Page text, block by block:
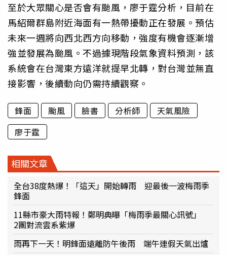
至於大眾關心是否會有颱風，廖于霆分析，目前在
馬紹爾群島附近海面有一熱帶擾動正在發展。預估
未來一週將向西北西方向移動，強度有機會逐漸增
強並發展為颱風。不過據現階段氣象資料預測，該
系統會在台灣東方遠洋就提早北轉，對台灣並無直
接影響，後續動向仍需持續觀察。
鋒面 颱風 臉書 分析師
天氣風險
廖于霆
相關文章
全台38度熱爆！「這天」開始轉雨 迎最後一波梅雨季
鋒面
11縣市豪大雨特報！鄭明典曝「梅雨季最關心訊號」
2團對流雲系紫爆
雨再下一天！明鋒面遠離防午後雨 端午連假天氣出爐